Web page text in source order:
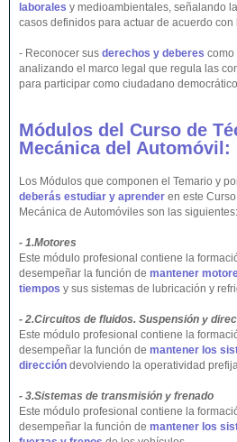
laborales y medioambientales, señalando
casos definidos para actuar de acuerdo
- Reconocer sus derechos y deberes como
analizando el marco legal que regula las
para participar como ciudadano
Módulos del Curso de
Mecánica del Automóvil:
Los Módulos que componen el Temario y
deberás estudiar y aprender en este
Mecánica de Automóviles son las siguientes:
- 1.Motores
Este módulo profesional contiene la
desempeñar la función de mantener
tiempos y sus sistemas de lubricación y
- 2.Circuitos de fluidos. Suspensión y
Este módulo profesional contiene la
desempeñar la función de mantener los
dirección devolviendo la operatividad
- 3.Sistemas de transmisión y frenado
Este módulo profesional contiene la
desempeñar la función de mantener los